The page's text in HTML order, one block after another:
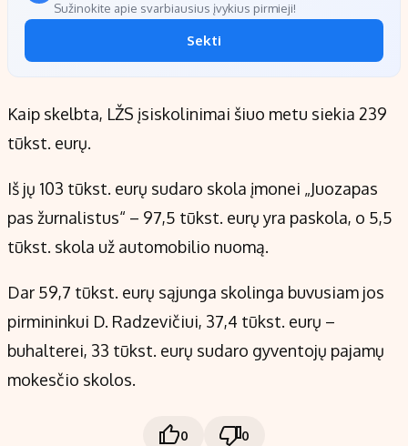
Sužinokite apie svarbiausius įvykius pirmieji!
Sekti
Kaip skelbta, LŽS įsiskolinimai šiuo metu siekia 239
tūkst. eurų.
Iš jų 103 tūkst. eurų sudaro skola įmonei „Juozapas
pas žurnalistus“ – 97,5 tūkst. eurų yra paskola, o 5,5
tūkst. skola už automobilio nuomą.
Dar 59,7 tūkst. eurų sąjunga skolinga buvusiam jos
pirmininkui D. Radzevičiui, 37,4 tūkst. eurų –
buhalterei, 33 tūkst. eurų sudaro gyventojų pajamų
mokesčio skolos.
0 0